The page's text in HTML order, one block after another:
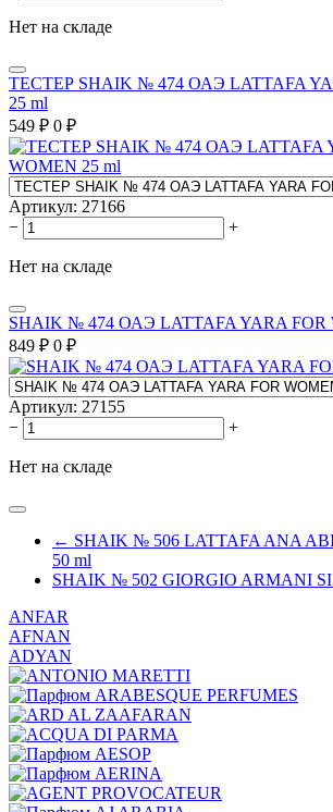
Нет на складе
ТЕСТЕР SHAIK № 474 ОАЭ LATTAFA
25 ml
549 ₽ 0 ₽
Артикул: 27166
−
+
Нет на складе
SHAIK № 474 ОАЭ LATTAFA YARA FOR
849 ₽ 0 ₽
Артикул: 27155
−
+
Нет на складе
← SHAIK № 506 LATTAFA ANA
50 ml
SHAIK № 502 GIORGIO ARMANI
ANFAR
AFNAN
ADYAN